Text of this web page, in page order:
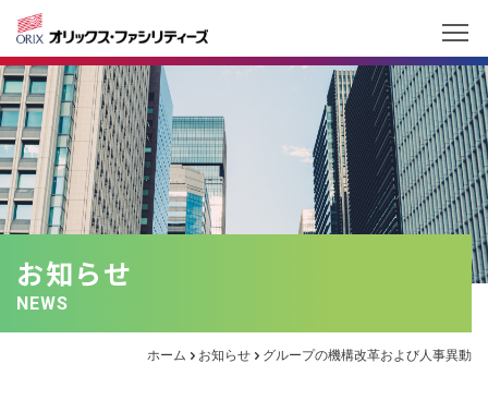
お知らせ
NEWS
ホーム お知らせ グループの機構改革および人事異動